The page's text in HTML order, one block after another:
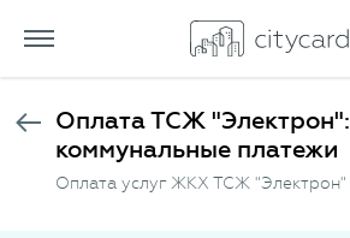
Оплата ТСЖ "Электрон":
коммунальные платежи
Оплата услуг ЖКХ ТСЖ "Электрон"